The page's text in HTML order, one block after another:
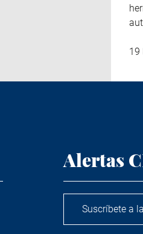
19
Alertas
Suscríbete a